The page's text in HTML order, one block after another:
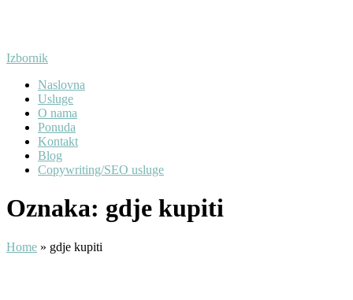
Izbornik
Naslovna
Usluge
O nama
Ponuda
Kontakt
Blog
Copywriting/SEO usluge
Oznaka: gdje kupiti
Home » gdje kupiti